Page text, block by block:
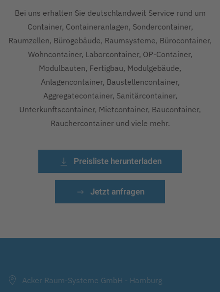
Bei uns erhalten Sie deutschlandweit Service rund um
Container, Containeranlagen, Sondercontainer,
Raumzellen, Bürogebäude, Raumsysteme, Bürocontainer,
Wohncontainer, Laborcontainer, OP-Container,
Modulbauten, Fertigbau, Modulgebäude,
Anlagencontainer, Baustellencontainer,
Aggregatecontainer, Sanitärcontainer,
Unterkunftscontainer, Mietcontainer, Baucontainer,
Rauchercontainer und viele mehr.
Preisliste herunterladen
Jetzt anfragen
Acker Raum-Systeme GmbH - Hamburg